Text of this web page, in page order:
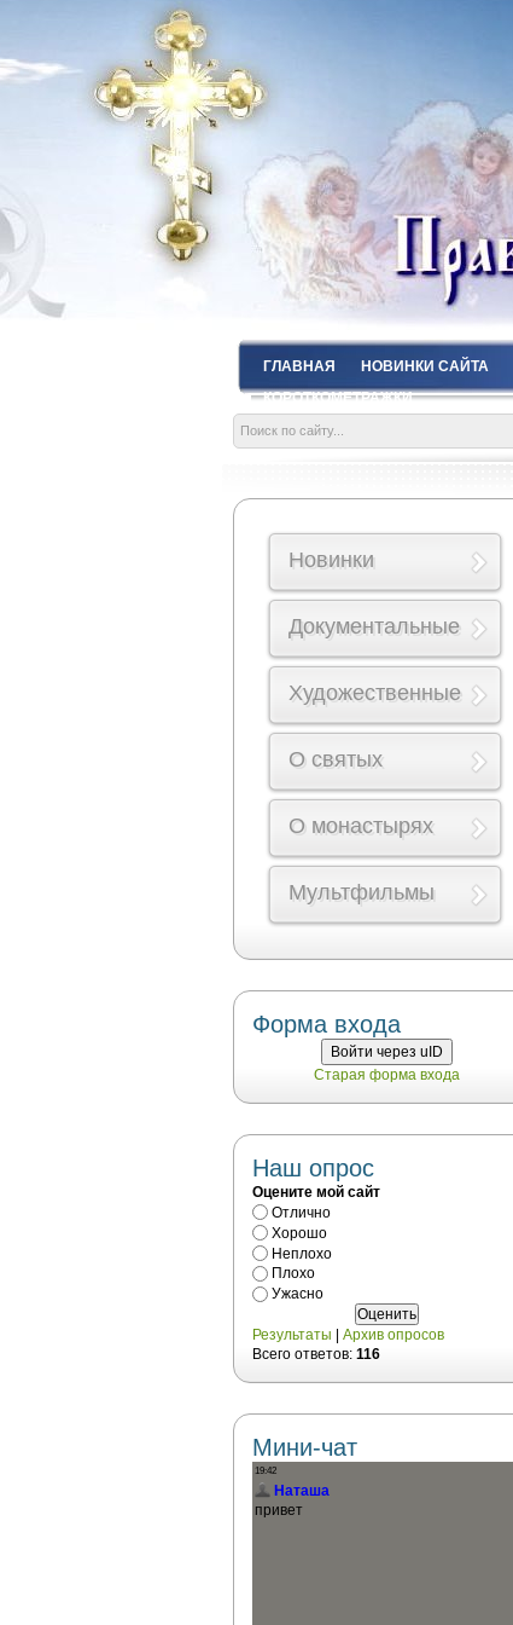
ГЛАВНАЯ НОВИНКИ САЙТА
КОРОТКОМЕТРАЖКИ
Новинки
Документальные
Художественные
О святых
О монастырях
Мультфильмы
Форма входа
Войти через uID
Старая форма входа
Наш опрос
Оцените мой сайт
Отлично
Хорошо
Неплохо
Плохо
Ужасно
Результаты
Архив опросов
Всего ответов: 116
Мини-чат